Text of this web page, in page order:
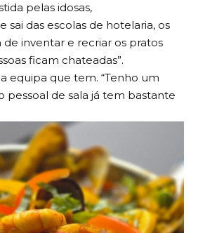
pelas idosas,
sai das escolas de hotelaria, os
inventar e recriar os pratos
ficam chateadas”.
equipa que tem. “Tenho um
pessoal de sala já tem bastante